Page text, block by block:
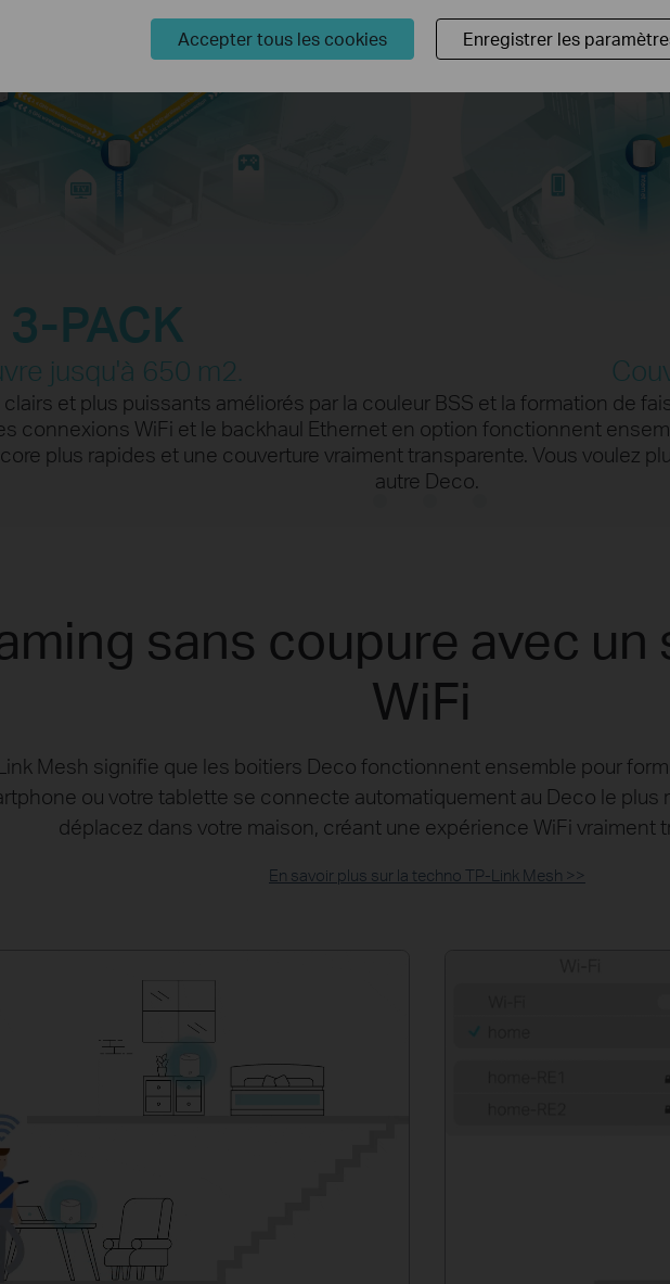
3-PACK
jusqu'à 650 m2.
et plus puissants améliorés par la couleur BSS et la formation de
connexions WiFi et le backhaul Ethernet en option fonctionnent
plus rapides et une couverture vraiment transparente. Vous voulez
autre Deco.
IP Camera
x20
Smart Home
Devices
×35
Plus de données encodées en
même temps
11% plus rapide
sans coupure avec un
WiFi
Mesh signifie que les boitiers Deco fonctionnent ensemble pour
ou votre tablette se connecte automatiquement au Deco le plus
déplacez dans votre maison, créant une expérience WiFi vraiment
En savoir plus sur la techno TP-Link Mesh >>
Accepter tous les cookies Enregistrer les